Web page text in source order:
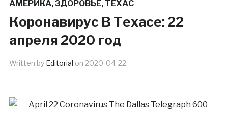
АМЕРИКА,ЗДОРОВЬЕ, ТЕХАС
Коронавирус В Техасе: 22
апреля 2020 год
Written by Editorial on 2020-04-22